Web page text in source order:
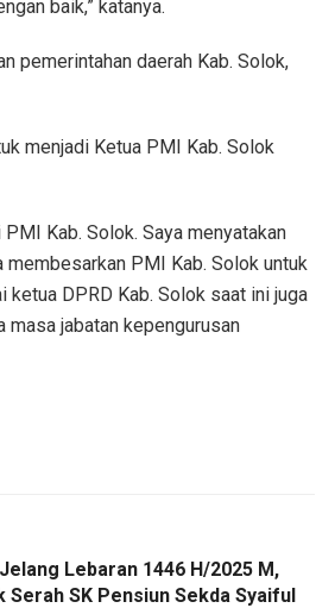
baik,” katanya.
pemerintahan daerah Kab. Solok,
menjadi Ketua PMI Kab. Solok
Kab. Solok. Saya menyatakan
PMI Kab. Solok untuk
DPRD Kab. Solok saat ini juga
jabatan kepengurusan
Lebaran 1446 H/2025 M,
Serah SK Pensiun Sekda Syaiful